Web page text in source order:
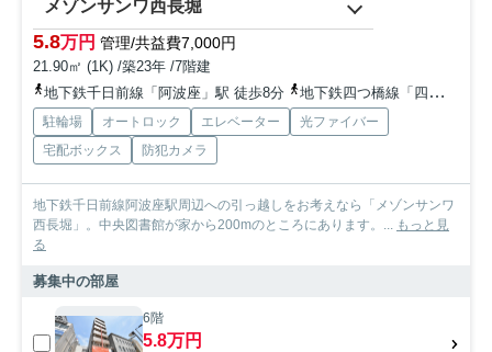
メゾンサンワ西長堀
5.8万円 管理/共益費7,000円
21.90㎡ (1K) /築23年 /7階建
地下鉄千日前線「阿波座」駅 徒歩8分
地下鉄四つ橋線「四ツ橋」駅 徒歩12分
駐輪場 オートロック エレベーター
光ファイバー
宅配ボックス
防犯カメラ
地下鉄千日前線阿波座駅周辺への引っ越しをお考えなら「メゾンサンワ
西長堀」。中央図書館が家から200mのところにあります。... もっと見
る
募集中の部屋
6階
5.8万円